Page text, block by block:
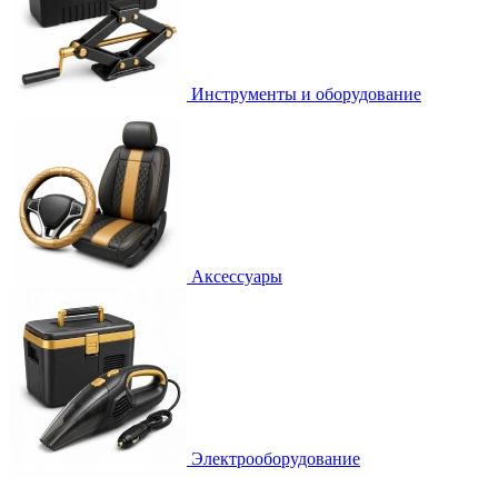
Инструменты и оборудование
Аксессуары
Электрооборудование